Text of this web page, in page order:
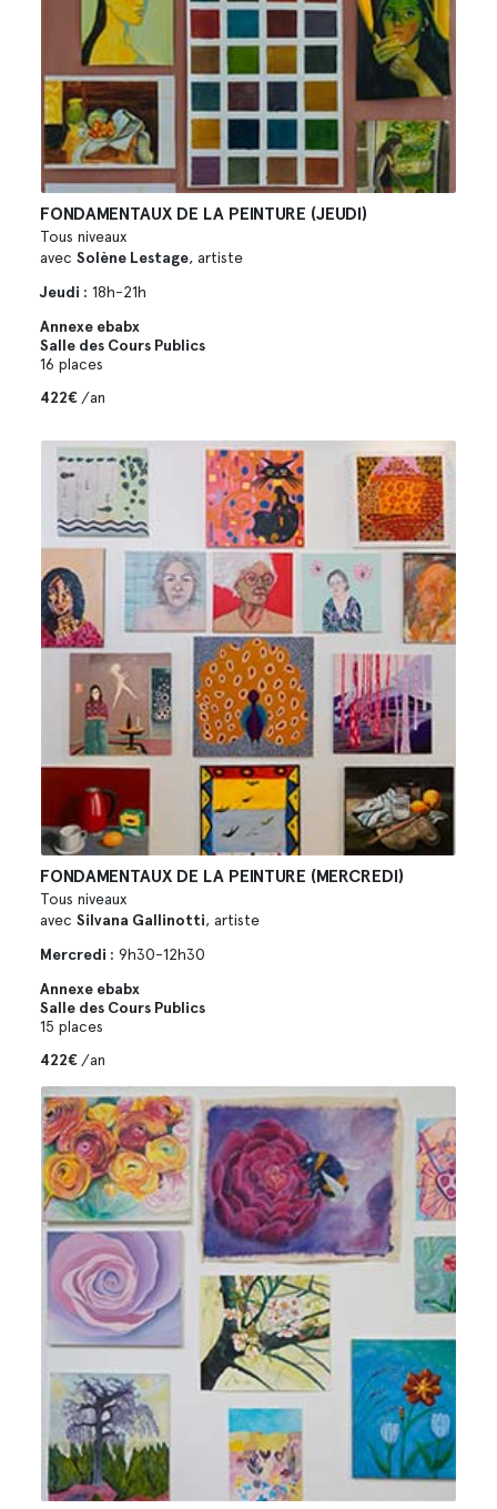
FONDAMENTAUX DE LA PEINTURE (JEUDI)
Tous niveaux
avec Solène Lestage, artiste
Jeudi : 18h-21h
Annexe ebabx
Salle des Cours Publics
16 places
422€ /an
FONDAMENTAUX DE LA PEINTURE (MERCREDI)
Tous niveaux
avec Silvana Gallinotti, artiste
Mercredi : 9h30-12h30
Annexe ebabx
Salle des Cours Publics
15 places
422€ /an